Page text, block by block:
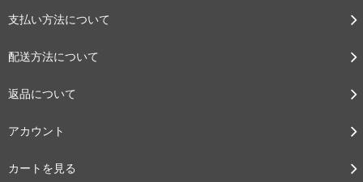
支払い方法について
配送方法について
返品について
アカウント
カートを見る